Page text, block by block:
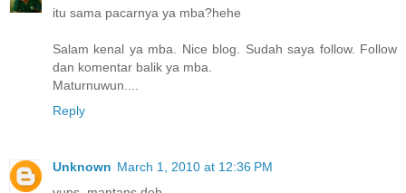
itu sama pacarnya ya mba?hehe
Salam kenal ya mba. Nice blog. Sudah saya follow. Follow
dan komentar balik ya mba.
Maturnuwun....
Reply
Unknown March 1, 2010 at 12:36 PM